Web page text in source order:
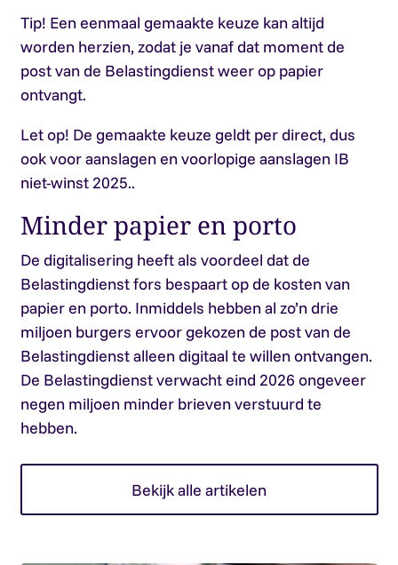
Tip! Een eenmaal gemaakte keuze kan altijd
worden herzien, zodat je vanaf dat moment de
post van de Belastingdienst weer op papier
ontvangt.
Let op! De gemaakte keuze geldt per direct, dus
ook voor aanslagen en voorlopige aanslagen IB
niet-winst 2025..
Minder papier en porto
De digitalisering heeft als voordeel dat de
Belastingdienst fors bespaart op de kosten van
papier en porto. Inmiddels hebben al zo’n drie
miljoen burgers ervoor gekozen de post van de
Belastingdienst alleen digitaal te willen ontvangen.
De Belastingdienst verwacht eind 2026 ongeveer
negen miljoen minder brieven verstuurd te
hebben.
Bekijk alle artikelen